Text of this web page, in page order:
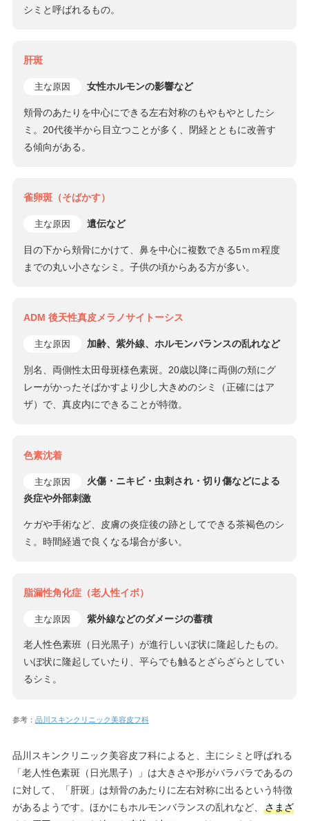
シミと呼ばれるもの。
肝斑
主な原因 女性ホルモンの影響など
頬骨のあたりを中心にできる左右対称のもやもやとしたシ
ミ。20代後半から目立つことが多く、閉経とともに改善す
る傾向がある。
雀卵斑（そばかす）
主な原因 遺伝など
目の下から頬骨にかけて、鼻を中心に複数できる5ｍｍ程度
までの丸い小さなシミ。子供の頃からある方が多い。
ADM 後天性真皮メラノサイトーシス
主な原因 加齢、紫外線、ホルモンバランスの乱れなど
別名、両側性太田母斑様色素斑。20歳以降に両側の頬にグ
レーがかったそばかすより少し大きめのシミ（正確にはア
ザ）で、真皮内にできることが特徴。
色素沈着
主な原因
火傷・ニキビ・虫刺され・切り傷などによる
炎症や外部刺激
ケガや手術など、皮膚の炎症後の跡としてできる茶褐色のシ
ミ。時間経過で良くなる場合が多い。
脂漏性角化症（老人性イボ）
主な原因 紫外線などのダメージの蓄積
老人性色素班（日光黒子）が進行しいぼ状に隆起したもの。
いぼ状に隆起していたり、平らでも触るとざらざらとしてい
るシミ。
参考： 品川スキンクリニック美容皮フ科
品川スキンクリニック美容皮フ科によると、主にシミと呼ばれる
「老人性色素斑（日光黒子）」は大きさや形がバラバラであるの
に対して、「肝斑」は頬骨のあたりに左右対称に出るという特徴
があるようです。ほかにもホルモンバランスの乱れなど、
さまざ